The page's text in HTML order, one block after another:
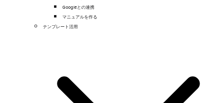
Googleとの連携
マニュアルを作る
テンプレート活用